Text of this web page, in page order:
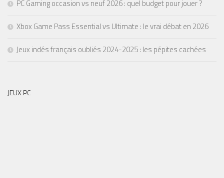
PC Gaming occasion vs neuf 2026 : quel budget pour jouer ?
Xbox Game Pass Essential vs Ultimate : le vrai débat en 2026
Jeux indés français oubliés 2024-2025 : les pépites cachées
JEUX PC